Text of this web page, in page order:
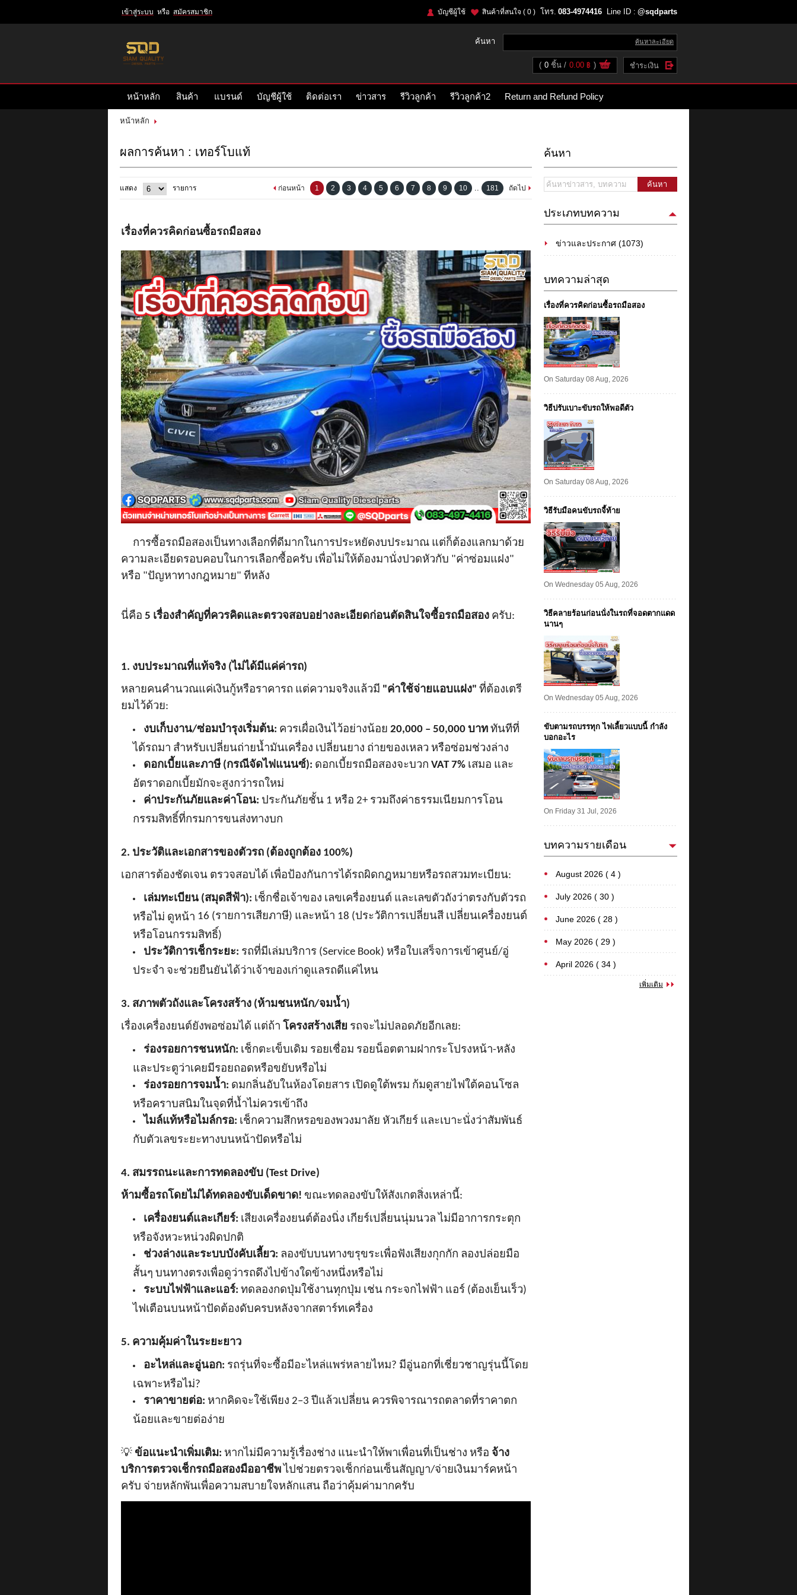
สมัคร
RETURN AND REFUND POLICY
เข้าสู่ระบบ หรือ สมัครสมาชิก โทร. 083-4974416 Line ID : @sqdparts
สินค้าที่สนใจ ( 0 )
บัญชีผู้ใช้
ค้นหา ค้นหาละเอียด
( 0 ชิ้น 0.00 ฿ ) ชำระเงิน
หน้าหลัก สินค้า แบรนด์ บัญชีผู้ใช้ ติดต่อเรา ข่าวสาร รีวิวลูกค้า รีวิวลูกค้า2 Return and Refund Policy
หน้าหลัก
ผลการค้นหา : เทอร์โบแท้
แสดง รายการ ก่อนหน้า 1 2 3 4 5 6 7 8 9 10 .. 181 ถัดไป
เรื่องที่ควรคิดก่อนซื้อรถมือสอง
การซื้อรถมือสองเป็นทางเลือกที่ดีมากในการประหยัดงบประมาณ แต่ก็ต้องแลกมาด้วย
ความละเอียดรอบคอบในการเลือกซื้อครับ เพื่อไม่ให้ต้องมานั่งปวดหัวกับ "ค่าซ่อมแฝง"
หรือ "ปัญหาทางกฎหมาย" ทีหลัง
นี่คือ 5 เรื่องสำคัญที่ควรคิดและตรวจสอบอย่างละเอียดก่อนตัดสินใจซื้อรถมือสอง ครับ:
1. งบประมาณที่แท้จริง (ไม่ได้มีแค่ค่ารถ)
หลายคนคำนวณแค่เงินกู้หรือราคารถ แต่ความจริงแล้วมี "ค่าใช้จ่ายแอบแฝง" ที่ต้องเตรี
ยมไว้ด้วย:
งบเก็บงาน/ซ่อมบำรุงเริ่มต้น: ควรเผื่อเงินไว้อย่างน้อย 20,000 – 50,000 บาท ทันทีที่
ได้รถมา สำหรับเปลี่ยนถ่ายน้ำมันเครื่อง เปลี่ยนยาง ถ่ายของเหลว หรือซ่อมช่วงล่าง
ดอกเบี้ยและภาษี (กรณีจัดไฟแนนซ์): ดอกเบี้ยรถมือสองจะบวก VAT 7% เสมอ และ
อัตราดอกเบี้ยมักจะสูงกว่ารถใหม่
ค่าประกันภัยและค่าโอน: ประกันภัยชั้น 1 หรือ 2+ รวมถึงค่าธรรมเนียมการโอน
กรรมสิทธิ์ที่กรมการขนส่งทางบก
2. ประวัติและเอกสารของตัวรถ (ต้องถูกต้อง 100%)
เอกสารต้องชัดเจน ตรวจสอบได้ เพื่อป้องกันการได้รถผิดกฎหมายหรือรถสวมทะเบียน:
เล่มทะเบียน (สมุดสีฟ้า): เช็กชื่อเจ้าของ เลขเครื่องยนต์ และเลขตัวถังว่าตรงกับตัวรถ
หรือไม่ ดูหน้า 16 (รายการเสียภาษี) และหน้า 18 (ประวัติการเปลี่ยนสี เปลี่ยนเครื่องยนต์
หรือโอนกรรมสิทธิ์)
ประวัติการเช็กระยะ: รถที่มีเล่มบริการ (Service Book) หรือใบเสร็จการเข้าศูนย์/อู่
ประจำ จะช่วยยืนยันได้ว่าเจ้าของเก่าดูแลรถดีแค่ไหน
3. สภาพตัวถังและโครงสร้าง (ห้ามชนหนัก/จมน้ำ)
เรื่องเครื่องยนต์ยังพอซ่อมได้ แต่ถ้า โครงสร้างเสีย รถจะไม่ปลอดภัยอีกเลย:
ร่องรอยการชนหนัก: เช็กตะเข็บเดิม รอยเชื่อม รอยน็อตตามฝากระโปรงหน้า-หลัง
และประตูว่าเคยมีรอยถอดหรือขยับหรือไม่
ร่องรอยการจมน้ำ: ดมกลิ่นอับในห้องโดยสาร เปิดดูใต้พรม ก้มดูสายไฟใต้คอนโซล
หรือคราบสนิมในจุดที่น้ำไม่ควรเข้าถึง
ไมล์แท้หรือไมล์กรอ: เช็กความสึกหรอของพวงมาลัย หัวเกียร์ และเบาะนั่งว่าสัมพันธ์
กับตัวเลขระยะทางบนหน้าปัดหรือไม่
4. สมรรถนะและการทดลองขับ (Test Drive)
ห้ามซื้อรถโดยไม่ได้ทดลองขับเด็ดขาด! ขณะทดลองขับให้สังเกตสิ่งเหล่านี้:
เครื่องยนต์และเกียร์: เสียงเครื่องยนต์ต้องนิ่ง เกียร์เปลี่ยนนุ่มนวล ไม่มีอาการกระตุก
หรือจังหวะหน่วงผิดปกติ
ช่วงล่างและระบบบังคับเลี้ยว: ลองขับบนทางขรุขระเพื่อฟังเสียงกุกกัก ลองปล่อยมือ
สั้นๆ บนทางตรงเพื่อดูว่ารถดึงไปข้างใดข้างหนึ่งหรือไม่
ระบบไฟฟ้าและแอร์: ทดลองกดปุ่มใช้งานทุกปุ่ม เช่น กระจกไฟฟ้า แอร์ (ต้องเย็นเร็ว)
ไฟเตือนบนหน้าปัดต้องดับครบหลังจากสตาร์ทเครื่อง
5. ความคุ้มค่าในระยะยาว
อะไหล่และอู่นอก: รถรุ่นที่จะซื้อมีอะไหล่แพร่หลายไหม? มีอู่นอกที่เชี่ยวชาญรุ่นนี้โดย
เฉพาะหรือไม่?
ราคาขายต่อ: หากคิดจะใช้เพียง 2–3 ปีแล้วเปลี่ยน ควรพิจารณารถตลาดที่ราคาตก
น้อยและขายต่อง่าย
💡 ข้อแนะนำเพิ่มเติม: หากไม่มีความรู้เรื่องช่าง แนะนำให้พาเพื่อนที่เป็นช่าง หรือ จ้าง
บริการตรวจเช็กรถมือสองมืออาชีพ ไปช่วยตรวจเช็กก่อนเซ็นสัญญา/จ่ายเงินมาร์คหน้า
ครับ จ่ายหลักพันเพื่อความสบายใจหลักแสน ถือว่าคุ้มค่ามากครับ
ค้นหา
ค้นหา
ประเภทบทความ
ข่าวและประกาศ (1073)
บทความล่าสุด
เรื่องที่ควรคิดก่อนซื้อรถมือสอง
On Saturday 08 Aug, 2026
วิธีปรับเบาะขับรถให้พอดีตัว
On Saturday 08 Aug, 2026
วิธีรับมือคนขับรถจี้ท้าย
On Wednesday 05 Aug, 2026
วิธีคลายร้อนก่อนนั่งในรถที่จอดตากแดด
นานๆ
On Wednesday 05 Aug, 2026
ขับตามรถบรรทุก ไฟเลี้ยวแบบนี้ กำลัง
บอกอะไร
On Friday 31 Jul, 2026
บทความรายเดือน
August 2026 ( 4 )
July 2026 ( 30 )
June 2026 ( 28 )
May 2026 ( 29 )
April 2026 ( 34 )
เพิ่มเติม